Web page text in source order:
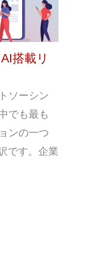
搭載リ
ソーシン
でも最も
ンの一つ
です。企業